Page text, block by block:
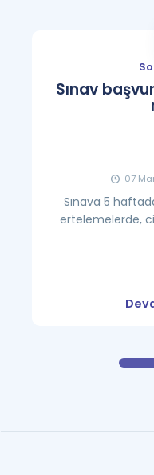
Sınav
07
Sınava 5
ertelemelerde,